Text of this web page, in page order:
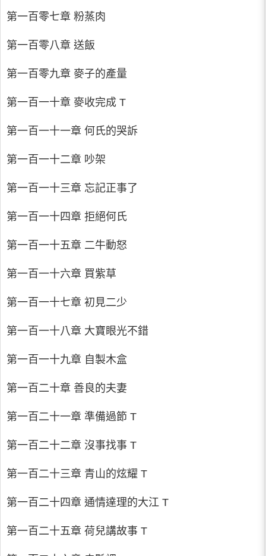
第一百零七章 粉蒸肉
第一百零八章 送飯
第一百零九章 麥子的產量
第一百一十章 麥收完成 T
第一百一十一章 何氏的哭訴
第一百一十二章 吵架
第一百一十三章 忘記正事了
第一百一十四章 拒絕何氏
第一百一十五章 二牛動怒
第一百一十六章 買紫草
第一百一十七章 初見二少
第一百一十八章 大寶眼光不錯
第一百一十九章 自製木盒
第一百二十章 善良的夫妻
第一百二十一章 準備過節 T
第一百二十二章 沒事找事 T
第一百二十三章 青山的炫耀 T
第一百二十四章 通情達理的大江 T
第一百二十五章 荷兒講故事 T